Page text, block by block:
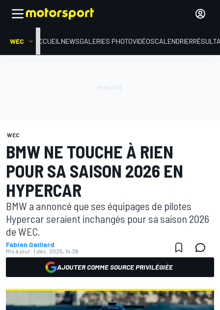
WEC ACCUEIL NEWSGALERIES PHOTOVIDÉOSCALENDRIER
WEC
BMW NE TOUCHE À RIEN
POUR SA SAISON 2026 EN
HYPERCAR
BMW a annoncé que ses équipages de pilotes
Hypercar seraient inchangés pour sa saison 2026
de WEC.
Fabien Gaillard
Mis à jour: 1 déc. 2025, 14:38
AJOUTER COMME SOURCE PRIVILÉGIÉE